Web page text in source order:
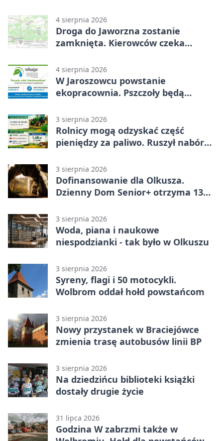
4 sierpnia 2026
Droga do Jaworzna zostanie
zamknięta. Kierowców czeka
4 sierpnia 2026
W Jaroszowcu powstanie
ekopracownia. Pszczoły będą
3 sierpnia 2026
Rolnicy mogą odzyskać część
pieniędzy za paliwo. Ruszył nabór
3 sierpnia 2026
Dofinansowanie dla Olkusza.
Dzienny Dom Senior+ otrzyma 134
3 sierpnia 2026
Woda, piana i naukowe
niespodzianki - tak było w Olkuszu
3 sierpnia 2026
Syreny, flagi i 50 motocykli.
Wolbrom oddał hołd powstańcom
3 sierpnia 2026
Nowy przystanek w Braciejówce
zmienia trasę autobusów linii BP
3 sierpnia 2026
Na dziedzińcu biblioteki książki
dostały drugie życie
31 lipca 2026
Godzina W zabrzmi także w